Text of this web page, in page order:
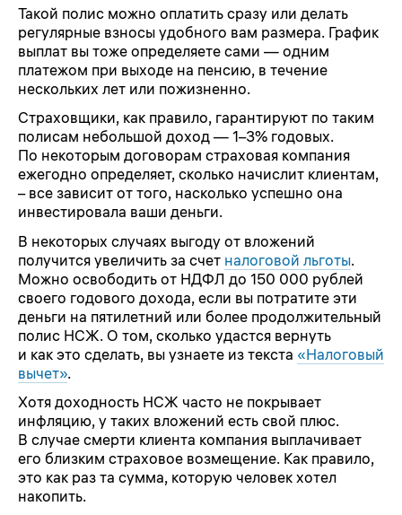
Такой полис можно оплатить сразу или делать
регулярные взносы удобного вам размера. График
выплат вы тоже определяете сами — одним
платежом при выходе на пенсию, в течение
нескольких лет или пожизненно.
Страховщики, как правило, гарантируют по таким
полисам небольшой доход — 1–3% годовых.
По некоторым договорам страховая компания
ежегодно определяет, сколько начислит клиентам,
– все зависит от того, насколько успешно она
инвестировала ваши деньги.
В некоторых случаях выгоду от вложений
получится увеличить за счет налоговой льготы.
Можно освободить от НДФЛ до 150 000 рублей
своего годового дохода, если вы потратите эти
деньги на пятилетний или более продолжительный
полис НСЖ. О том, сколько удастся вернуть
и как это сделать, вы узнаете из текста «Налоговый
вычет».
Хотя доходность НСЖ часто не покрывает
инфляцию, у таких вложений есть свой плюс.
В случае смерти клиента компания выплачивает
его близким страховое возмещение. Как правило,
это как раз та сумма, которую человек хотел
накопить.